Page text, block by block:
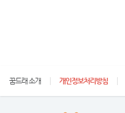
꿈드래 소개 개인정보처리방침